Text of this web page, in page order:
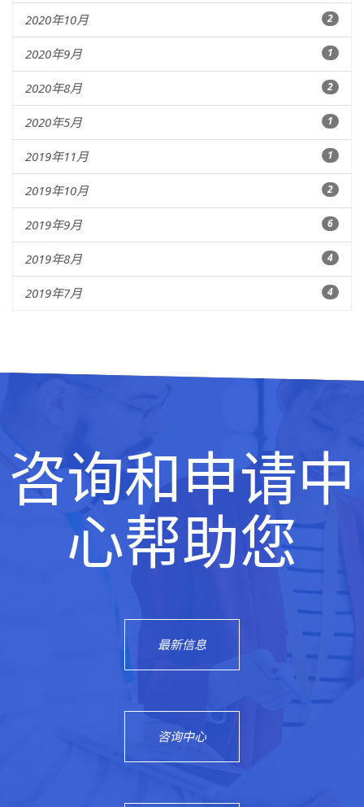
2020年10月 2
2020年9月 1
2020年8月 2
2020年5月 1
2019年11月 1
2019年10月 2
2019年9月 6
2019年8月 4
2019年7月 4
咨询和申请中
心帮助您
最新信息
咨询中心